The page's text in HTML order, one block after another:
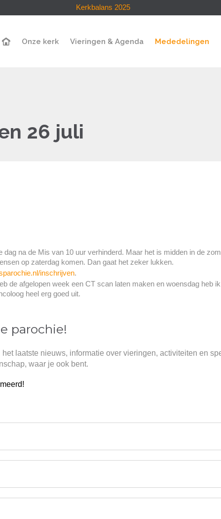
Kerkbalans 2025
Onze kerk Vieringen & Agenda Mededelingen
26 juli
na de Mis van 10 uur verhinderd. Maar het is midden in de
op zaterdag komen. Dan gaat het zeker lukken.
inschrijven.
de afgelopen week een CT scan laten maken en woensdag heb
heel erg goed uit.
parochie!
laatste nieuws, informatie over vieringen, activiteiten en
waar je ook bent.